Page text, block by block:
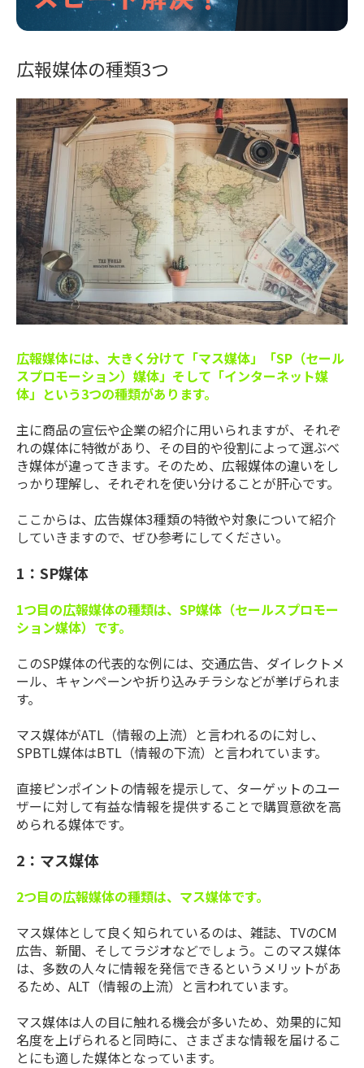
広報媒体の種類3つ
広報媒体には、大きく分けて「マス媒体」「SP（セール
スプロモーション）媒体」そして「インターネット媒
体」という3つの種類があります。
主に商品の宣伝や企業の紹介に用いられますが、それぞ
れの媒体に特徴があり、その目的や役割によって選ぶべ
き媒体が違ってきます。そのため、広報媒体の違いをし
っかり理解し、それぞれを使い分けることが肝心です。
ここからは、広告媒体3種類の特徴や対象について紹介
していきますので、ぜひ参考にしてください。
1：SP媒体
1つ目の広報媒体の種類は、SP媒体（セールスプロモー
ション媒体）です。
このSP媒体の代表的な例には、交通広告、ダイレクトメ
ール、キャンペーンや折り込みチラシなどが挙げられま
す。
マス媒体がATL（情報の上流）と言われるのに対し、
SPBTL媒体はBTL（情報の下流）と言われています。
直接ピンポイントの情報を提示して、ターゲットのユー
ザーに対して有益な情報を提供することで購買意欲を高
められる媒体です。
2：マス媒体
2つ目の広報媒体の種類は、マス媒体です。
マス媒体として良く知られているのは、雑誌、TVのCM
広告、新聞、そしてラジオなどでしょう。このマス媒体
は、多数の人々に情報を発信できるというメリットがあ
るため、ALT（情報の上流）と言われています。
マス媒体は人の目に触れる機会が多いため、効果的に知
名度を上げられると同時に、さまざまな情報を届けるこ
とにも適した媒体となっています。